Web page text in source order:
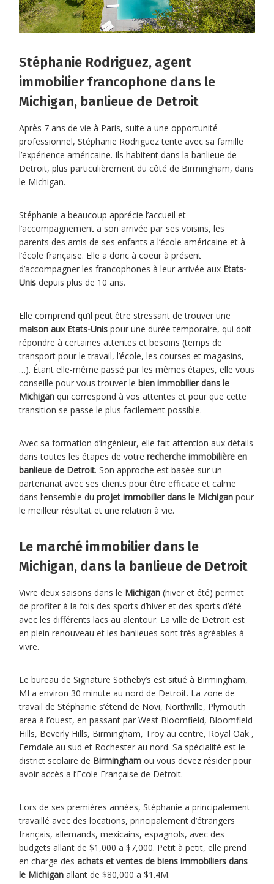
Stéphanie Rodriguez, agent
immobilier francophone dans le
Michigan, banlieue de Detroit
Après 7 ans de vie à Paris, suite a une opportunité
professionnel, Stéphanie Rodriguez tente avec sa famille
l’expérience américaine. Ils habitent dans la banlieue de
Detroit, plus particulièrement du côté de Birmingham, dans
le Michigan.
Stéphanie a beaucoup apprécie l’accueil et
l’accompagnement a son arrivée par ses voisins, les
parents des amis de ses enfants a l’école américaine et à
l’école française. Elle a donc à coeur à présent
d’accompagner les francophones à leur arrivée aux Etats-
Unis depuis plus de 10 ans.
Elle comprend qu’il peut être stressant de trouver une
maison aux Etats-Unis pour une durée temporaire, qui doit
répondre à certaines attentes et besoins (temps de
transport pour le travail, l’école, les courses et magasins,
…). Étant elle-même passé par les mêmes étapes, elle vous
conseille pour vous trouver lebien immobilier dans le
Michigan qui correspond à vos attentes et pour que cette
transition se passe le plus facilement possible.
Avec sa formation d’ingénieur, elle fait attention aux détails
dans toutes les étapes de votrerecherche immobilière en
banlieue de Detroit. Son approche est basée sur un
partenariat avec ses clients pour être efficace et calme
dans l’ensemble duprojet immobilier dans le Michiganpour
le meilleur résultat et une relation à vie.
Le marché immobilier dans le
Michigan, dans la banlieue de Detroit
Vivre deux saisons dans le Michigan (hiver et été) permet
de profiter à la fois des sports d’hiver et des sports d’été
avec les différents lacs au alentour. La ville de Detroit est
en plein renouveau et les banlieues sont très agréables à
vivre.
Le bureau de Signature Sotheby’s est situé à Birmingham,
MI a environ 30 minute au nord de Detroit. La zone de
travail de Stéphanie s’étend de Novi, Northville, Plymouth
area à l’ouest, en passant par West Bloomfield, Bloomfield
Hills, Beverly Hills, Birmingham, Troy au centre, Royal Oak ,
Ferndale au sud et Rochester au nord. Sa spécialité est le
district scolaire de Birmingham ou vous devez résider pour
avoir accès a l’Ecole Française de Detroit.
Lors de ses premières années, Stéphanie a principalement
travaillé avec des locations, principalement d’étrangers
français, allemands, mexicains, espagnols, avec des
budgets allant de $1,000 a $7,000. Petit à petit, elle prend
en charge desachats et ventes de biens immobiliers dans
le Michigan allant de $80,000 a $1.4M.